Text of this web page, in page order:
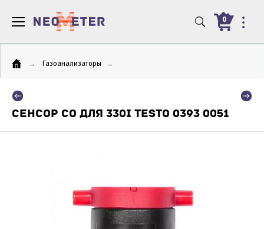
0
→ Газоанализаторы →
СЕНСОР CO ДЛЯ 330I TESTO 0393 0051